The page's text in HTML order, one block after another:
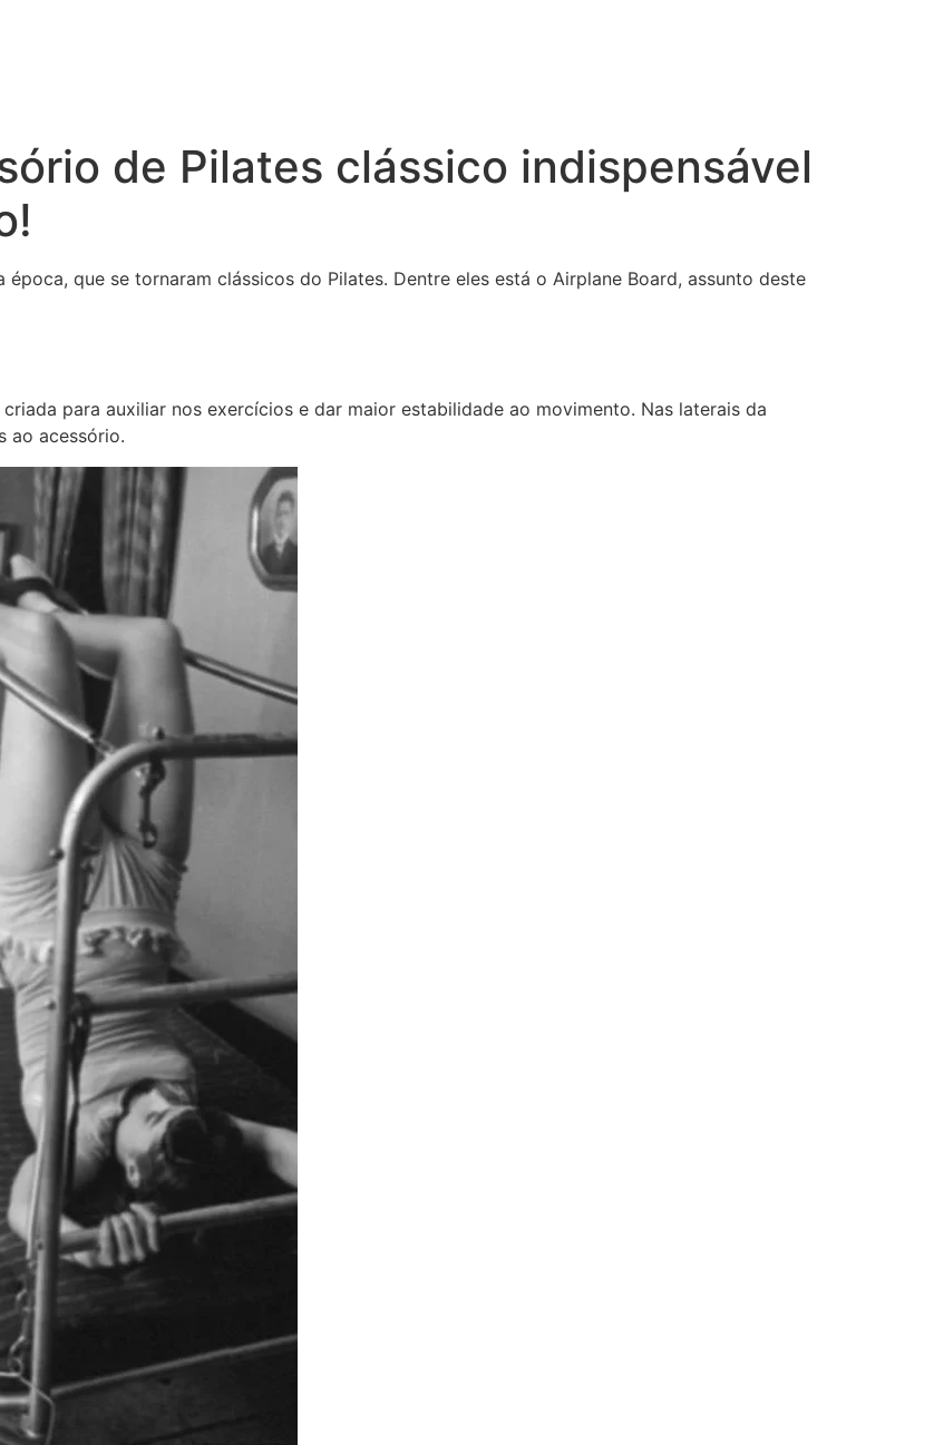
de Pilates clássico indispensável
que se tornaram clássicos do Pilates. Dentre eles está o Airplane Board, assunto deste
para auxiliar nos exercícios e dar maior estabilidade ao movimento. Nas laterais da
ao acessório.